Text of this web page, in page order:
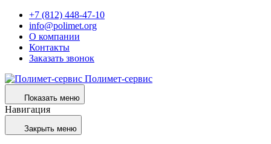
+7 (812) 448-47-10
info@polimet.org
О компании
Контакты
Заказать звонок
Полимет-сервис
Показать меню
Навигация
Закрыть меню